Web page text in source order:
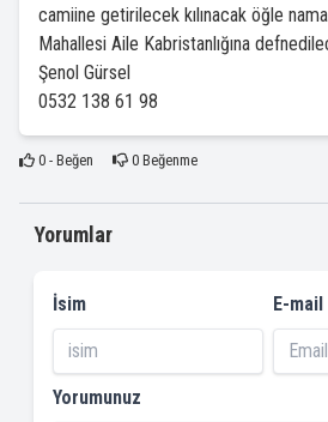
camiine getirilecek kılınacak öğle
Mahallesi Aile Kabristanlığına
Şenol Gürsel
0532 138 61 98
0- Beğen 0Beğenme
Yorumlar
İsim E-mail
Yorumunuz